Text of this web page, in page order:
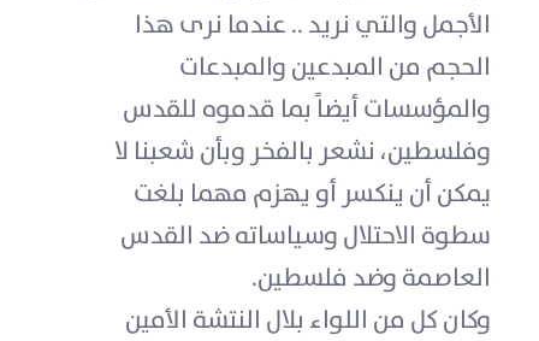
الأجمل والتي نريد .. عندما نرى هذا
الحجم من المبدعين والمبدعات
والمؤسسات أيضاً بما قدموه للقدس
وفلسطين، نشعر بالفخر وبأن شعبنا لا
يمكن أن ينكسر أو يهزم مهما بلغت
سطوة الاحتلال وسياساته ضد القدس
العاصمة وضد فلسطين.
وكان كل من اللواء بلال النتشة الأمين